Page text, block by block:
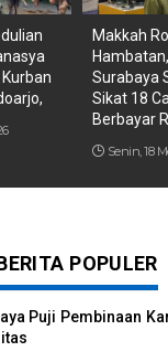
Makkah
Surabaya
Sikat 18
Berbayar
Senin, 18
POPULER
Puji Pembinaan